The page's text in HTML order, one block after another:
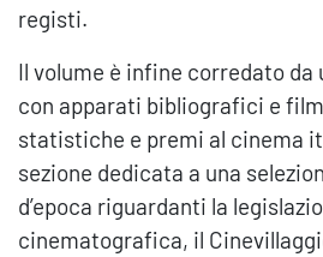
registi.
Il volume è infine corredato da
con apparati bibliografici e
statistiche e premi al cinema
sezione dedicata a una
d’epoca riguardanti la
cinematografica, il